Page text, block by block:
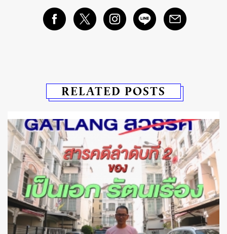
RELATED POSTS